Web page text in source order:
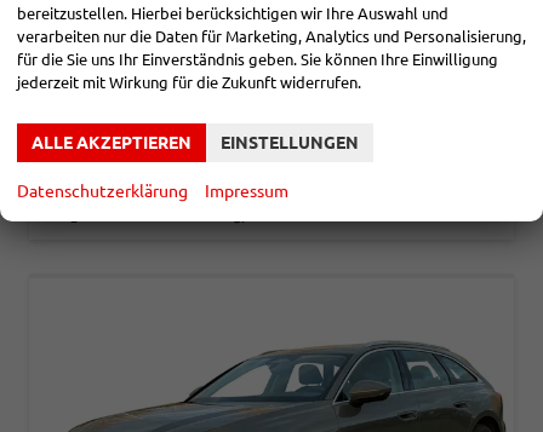
Fahrzeugnr. 861777 Getriebe Autom. 7-Gang
Kraftstoff Diesel Außenfarbe Chronosgrau Metallic
Leistung 150 kW (204 PS) Kilometerstand 10 km
12.12.2025
46.480,– €
incl. 19% MwSt.
CO2-Klasse:E
bereitzustellen. Hierbei berücksichtigen wir Ihre Auswahl und
verarbeiten nur die Daten für Marketing, Analytics und Personalisierung,
für die Sie uns Ihr Einverständnis geben. Sie können Ihre Einwilligung
jederzeit mit Wirkung für die Zukunft widerrufen.
ALLE AKZEPTIEREN EINSTELLUNGEN
Datenschutzerklärung Impressum